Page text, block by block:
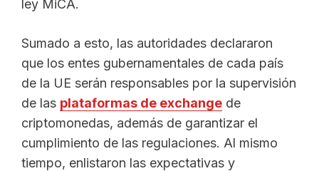
ley MiCA.
Sumado a esto, las autoridades declararon
que los entes gubernamentales de cada país
de la UE serán responsables por la supervisión
de las plataformas de exchange de
criptomonedas, además de garantizar el
cumplimiento de las regulaciones. Al mismo
tiempo, enlistaron las expectativas y